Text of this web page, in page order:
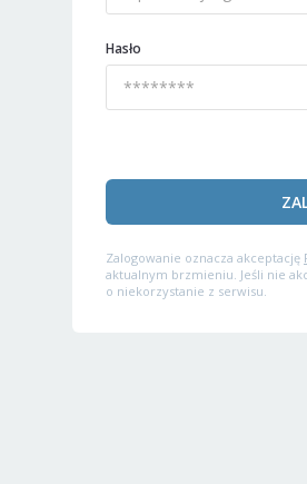
Hasło
Zalogowanie oznacza akceptację
aktualnym brzmieniu. Jeśli nie
o niekorzystanie z serwisu.